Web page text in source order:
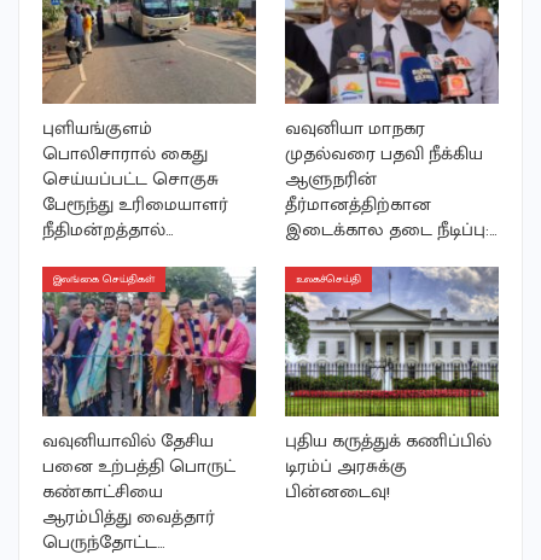
புளியங்குளம்
பொலிசாரால் கைது
செய்யப்பட்ட சொகுசு
பேரூந்து உரிமையாளர்
நீதிமன்றத்தால்…
வவுனியா மாநகர
முதல்வரை பதவி நீக்கிய
ஆளுநரின்
தீர்மானத்திற்கான
இடைக்கால தடை நீடிப்பு:…
இலங்கை செய்திகள்
வவுனியாவில் தேசிய
பனை உற்பத்தி பொருட்
கண்காட்சியை
ஆரம்பித்து வைத்தார்
பெருந்தோட்ட…
உலகச்செய்தி
புதிய கருத்துக் கணிப்பில்
டிரம்ப் அரசுக்கு
பின்னடைவு!